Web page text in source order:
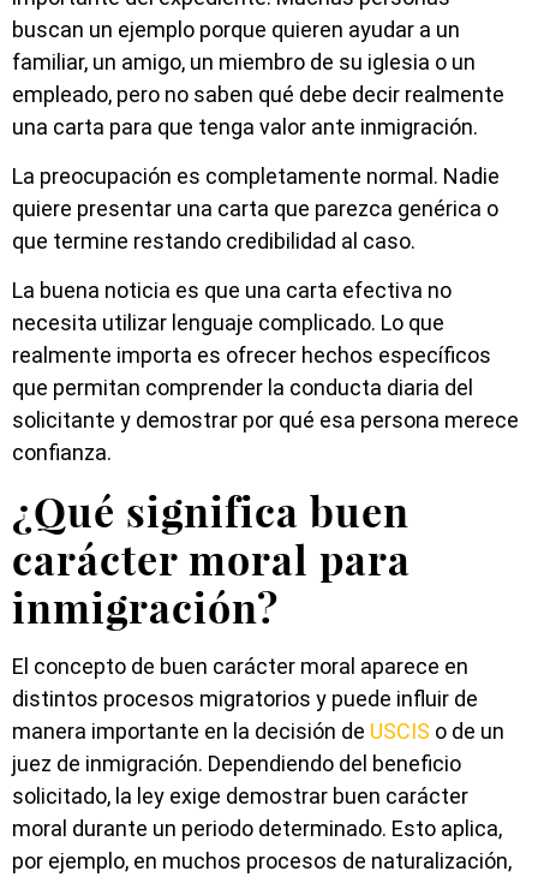
buscan un ejemplo porque quieren ayudar a un
familiar, un amigo, un miembro de su iglesia o un
empleado, pero no saben qué debe decir realmente
una carta para que tenga valor ante inmigración.
La preocupación es completamente normal. Nadie
quiere presentar una carta que parezca genérica o
que termine restando credibilidad al caso.
La buena noticia es que una carta efectiva no
necesita utilizar lenguaje complicado. Lo que
realmente importa es ofrecer hechos específicos
que permitan comprender la conducta diaria del
solicitante y demostrar por qué esa persona merece
confianza.
¿Qué significa buen
carácter moral para
inmigración?
El concepto de buen carácter moral aparece en
distintos procesos migratorios y puede influir de
manera importante en la decisión de USCIS o de un
juez de inmigración. Dependiendo del beneficio
solicitado, la ley exige demostrar buen carácter
moral durante un periodo determinado. Esto aplica,
por ejemplo, en muchos procesos de naturalización,